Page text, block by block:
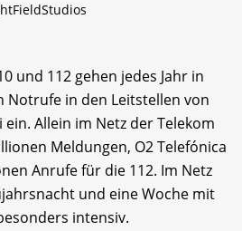
und 112 gehen jedes Jahr in
Notrufe in den Leitstellen von
Allein im Netz der Telekom
Meldungen, O2 Telefónica
Anrufe für die 112. Im Netz
und eine Woche mit
intensiv.